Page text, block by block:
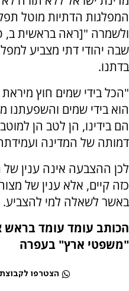
המפלגות הדתיות מוטל
ולשמרה "[ראה בראשית ב,
שבה יהודי דתי מצביע
בדתנו.
"הכל בידי שמים חוץ
הוא בידי שמים והשפעתנו
הם בידינו, הן לטב הן
דמותה של המדינה
לכן ההצבעה אינה ענין
כזה קיים, אלא ענין של
באשר לשאלה למי להצביע.
הכותב עומד עומד בראש
"משפטי ארץ" בעפרה
הצטרפו לקבוצת